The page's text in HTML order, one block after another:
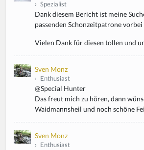
› Spezialist
Dank diesem Bericht ist meine
passenden Schonzeitpatrone vorbei
Vielen Dank für diesen tollen und
Sven Monz
› Enthusiast
@Special Hunter
Das freut mich zu hören, dann
Waidmannsheil und noch schöne
Sven Monz
› Enthusiast